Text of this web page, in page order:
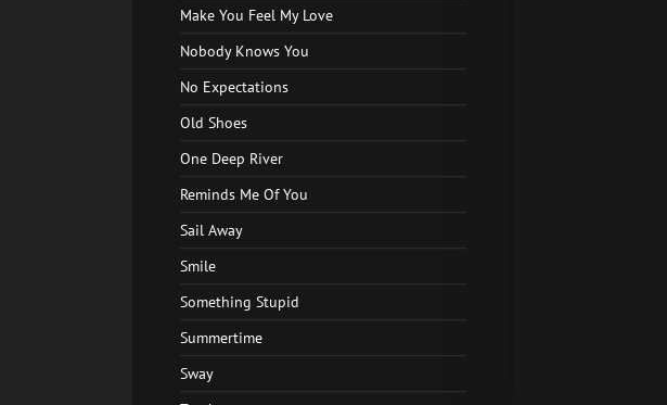
Make You Feel My Love
Nobody Knows You
No Expectations
Old Shoes
One Deep River
Reminds Me Of You
Sail Away
Smile
Something Stupid
Summertime
Sway